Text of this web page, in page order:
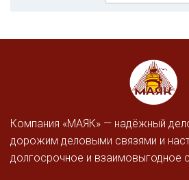
Компания «МАЯК» — надёжный
дорожим деловыми связями и
долгосрочное и взаимовыгодное